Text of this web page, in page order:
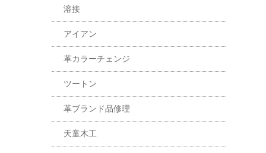
溶接
アイアン
革カラーチェンジ
ツートン
革ブランド品修理
天童木工